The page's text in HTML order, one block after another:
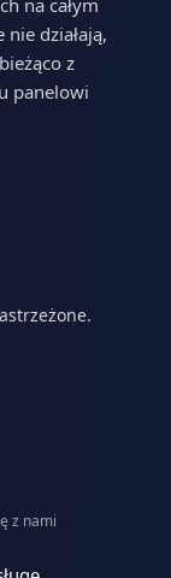
na całym
działają,
z
panelowi
z nami